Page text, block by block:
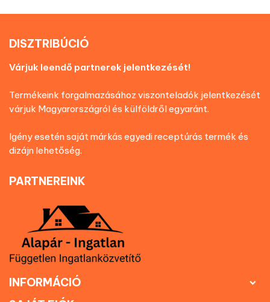
DISZTRIBÚCIÓ
Várjuk leendő partnerek jelentkezését!
Termékeink forgalmazásához viszonteladók jelentkezését
várjuk Magyarországról és külföldről egyaránt.
Igény esetén saját márkás egyedi receptúrás termék és
dizájn lehetőség.
PARTNEREINK
INFORMÁCIÓ 